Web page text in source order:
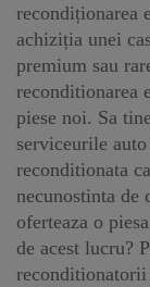
recondiționarea
achiziția unei
premium sau
reconditionarea
piese noi. Sa
serviceurile
reconditionata
necunostinta de
oferteaza o
de acest lucru?